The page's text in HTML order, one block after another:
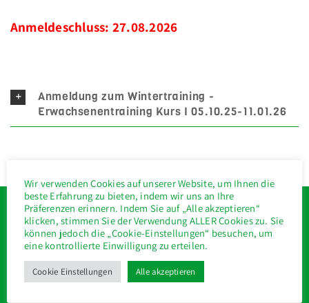
Anmeldeschluss: 27.08.2026
Anmeldung zum Wintertraining -
Erwachsenentraining Kurs I 05.10.25-11.01.26
KONTAKT
Tennisschule Stetzer
Konrad-Adenauer-Str. 5c
61191 Rosbach
Wir verwenden Cookies auf unserer Website, um Ihnen die
beste Erfahrung zu bieten, indem wir uns an Ihre
Präferenzen erinnern. Indem Sie auf „Alle akzeptieren“
klicken, stimmen Sie der Verwendung ALLER Cookies zu. Sie
können jedoch die „Cookie-Einstellungen“ besuchen, um
eine kontrollierte Einwilligung zu erteilen.
Cookie Einstellungen Alle akzeptieren